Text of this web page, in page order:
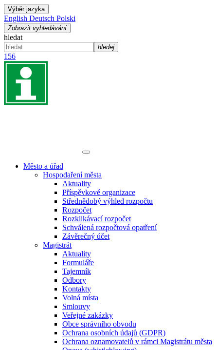
Výběr jazyka
English Deutsch Polski
Zobrazit vyhledávání
hledat
hledej
156
Město a úřad
Hospodaření města
Aktuality
Příspěvkové organizace
Střednědobý výhled rozpočtu
Rozpočet
Rozklikávací rozpočet
Schválená rozpočtová opatření
Závěrečný účet
Magistrát
Aktuality
Formuláře
Tajemník
Odbory
Kontakty
Volná místa
Smlouvy
Veřejné zakázky
Obce správního obvodu
Ochrana osobních údajů (GDPR)
Ochrana oznamovatelů v rámci Magistrátu města